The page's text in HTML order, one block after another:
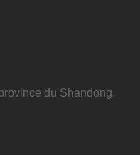
du Shandong,